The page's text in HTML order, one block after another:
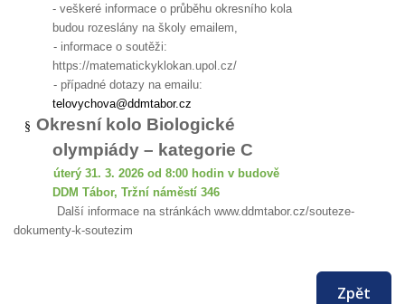
- veškeré informace o průběhu okresního kola
budou rozeslány na školy emailem,
- informace o soutěži:
https://matematickyklokan.upol.cz/
- případné dotazy na emailu:
telovychova@ddmtabor.cz
§ Okresní kolo Biologické
olympiády – kategorie C
úterý 31. 3. 2026 od 8:00 hodin v budově
DDM Tábor, Tržní náměstí 346
Další informace na stránkách www.ddmtabor.cz/souteze-
dokumenty-k-soutezim
Zpět